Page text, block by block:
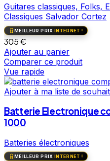
Guitares classiques, Folks,
Classiques Salvador Cortez
MEILLEUR PRIX INTERNET !
305€
Ajouter au panier
Comparer ce produit
Vue rapide
Ajouter à ma liste de
Batterie Electronique
1000
Batteries électroniques
MEILLEUR PRIX INTERNET !